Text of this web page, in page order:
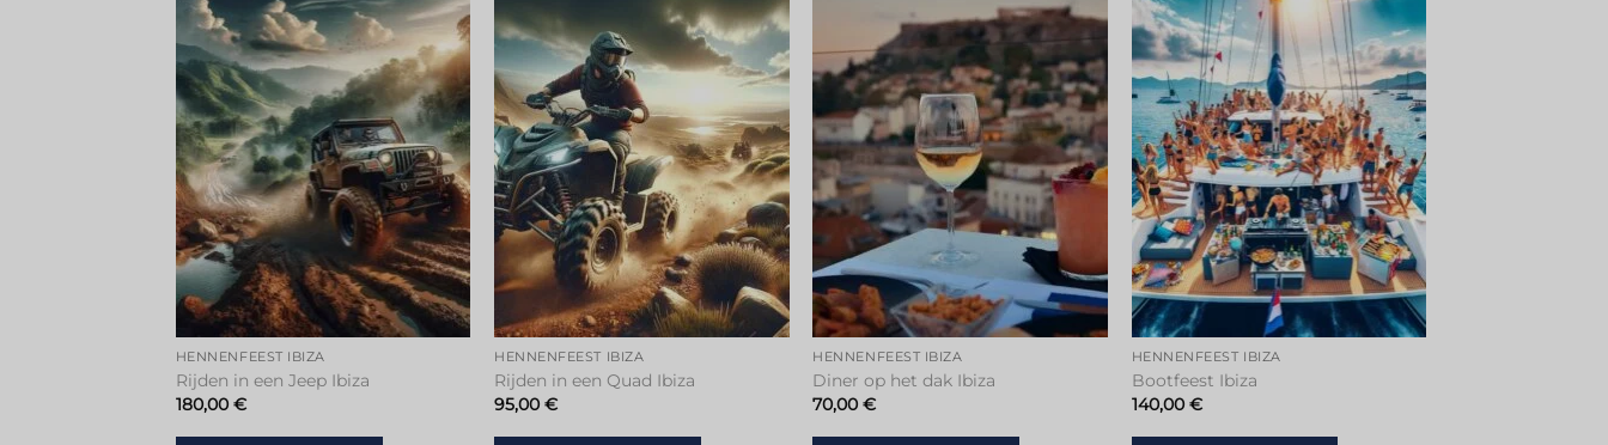
Toevoegen
aan
verlanglijstje
HENNENFEEST IBIZA
Rijden in een Jeep Ibiza
180,00 €
Toevoegen
aan
verlanglijstje
HENNENFEEST IBIZA
Rijden in een Quad Ibiza
95,00€
Toevoegen
aan
verlanglijstje
HENNENFEEST IBIZA
Diner op het dak Ibiza
70,00€
Toevoegen
aan
verlanglijstje
HENNENFEEST IBIZA
Bootfeest Ibiza
140,00 €